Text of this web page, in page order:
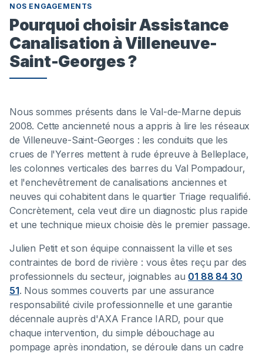
NOS ENGAGEMENTS
Pourquoi choisir Assistance
Canalisation à Villeneuve-
Saint-Georges ?
Nous sommes présents dans le Val-de-Marne depuis
2008. Cette ancienneté nous a appris à lire les réseaux
de Villeneuve-Saint-Georges : les conduits que les
crues de l'Yerres mettent à rude épreuve à Belleplace,
les colonnes verticales des barres du Val Pompadour,
et l'enchevêtrement de canalisations anciennes et
neuves qui cohabitent dans le quartier Triage requalifié.
Concrètement, cela veut dire un diagnostic plus rapide
et une technique mieux choisie dès le premier passage.
Julien Petit et son équipe connaissent la ville et ses
contraintes de bord de rivière : vous êtes reçu par des
professionnels du secteur, joignables au 01 88 84 30
51. Nous sommes couverts par une assurance
responsabilité civile professionnelle et une garantie
décennale auprès d'AXA France IARD, pour que
chaque intervention, du simple débouchage au
pompage après inondation, se déroule dans un cadre